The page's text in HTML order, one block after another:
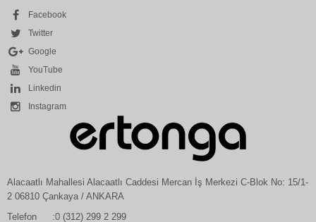
Facebook
Twitter
Google
YouTube
Linkedin
Instagram
Alacaatlı Mahallesi Alacaatlı Caddesi Mercan İş Merkezi C-Blok No: 15/1-
2 06810 Çankaya / ANKARA
Telefon
:0 (312) 299 2 299